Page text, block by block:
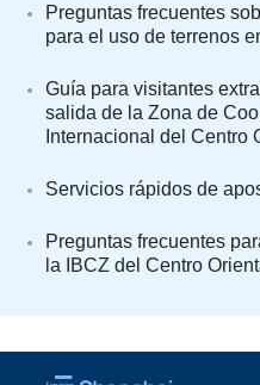
Preguntas frecuentes
para el uso de terrenos
Guía para visitantes
salida de la Zona de
Internacional del Centro
Servicios rápidos de
Preguntas frecuentes
la IBCZ del Centro